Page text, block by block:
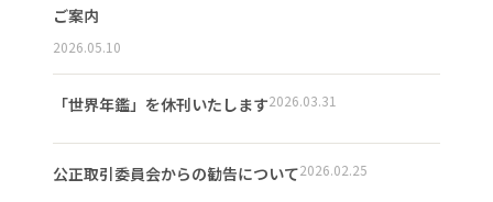
ご案内
2026.05.10
「世界年鑑」を休刊いたします2026.03.31
公正取引委員会からの勧告について2026.02.25